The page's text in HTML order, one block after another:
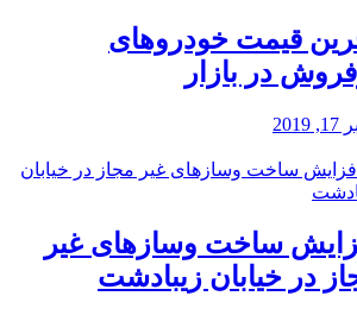
قیمت خودرو‌های
در بازار
ساخت وسازهای غیر
در خیابان زیبادشت